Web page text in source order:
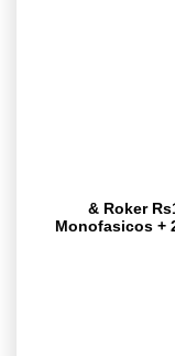
& Roker
Monofasicos +